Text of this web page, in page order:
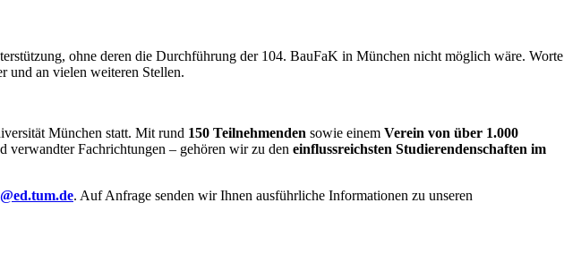
ohne deren die Durchführung der 104. BauFaK in München nicht möglich wäre. Worte
und an vielen weiteren Stellen.
München statt. Mit rund 150 Teilnehmenden sowie einem Verein von über 1.000
verwandter Fachrichtungen – gehören wir zu den einflussreichsten Studierendenschaften im
. Auf Anfrage senden wir Ihnen ausführliche Informationen zu unseren